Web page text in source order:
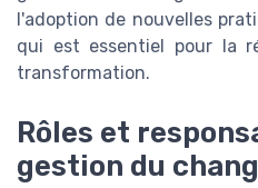
l'adoption de nouvelles
qui est essentiel pour la
transformation.
Rôles et
gestion du